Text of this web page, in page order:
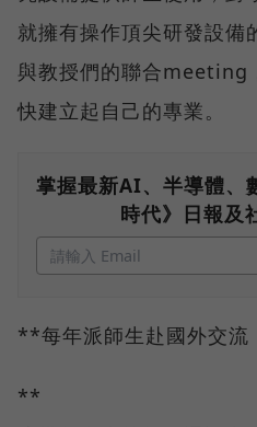
就擁有操作頂尖研發設備
與教授們的聯合meeting
快建立起自己的專業。
掌握最新AI、半導體、
時代》日報及
**每年派師生赴國外交流
**